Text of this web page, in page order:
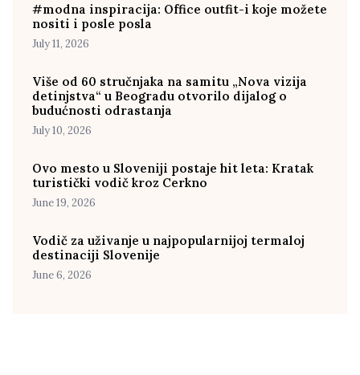
#modna inspiracija: Office outfit-i koje možete
nositi i posle posla
July 11, 2026
Više od 60 stručnjaka na samitu „Nova vizija
detinjstva“ u Beogradu otvorilo dijalog o
budućnosti odrastanja
July 10, 2026
Ovo mesto u Sloveniji postaje hit leta: Kratak
turistički vodič kroz Cerkno
June 19, 2026
Vodič za uživanje u najpopularnijoj termaloj
destinaciji Slovenije
June 6, 2026